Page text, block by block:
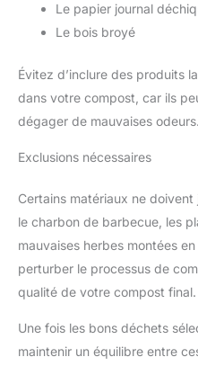
Le papier journal
Le bois broyé
Évitez d’inclure des produits
dans votre compost, car ils
dégager de mauvaises odeurs.
Exclusions nécessaires
Certains matériaux ne
le charbon de barbecue, les
mauvaises herbes montées
perturber le processus de
qualité de votre compost final.
Une fois les bons déchets
maintenir un équilibre entre